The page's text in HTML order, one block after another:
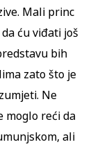
Mali princ
ću viđati još
bih
zato što je
Ne
moglo reći da
ali